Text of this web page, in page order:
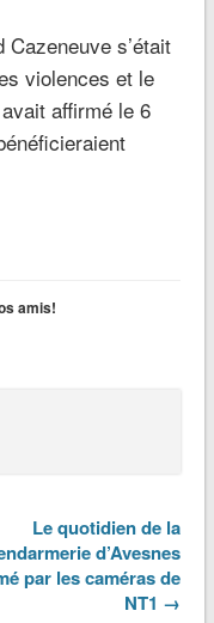
s’était
violences et le
affirmé le 6
amis!
Le quotidien de la
d’Avesnes
par les caméras de
NT1 →